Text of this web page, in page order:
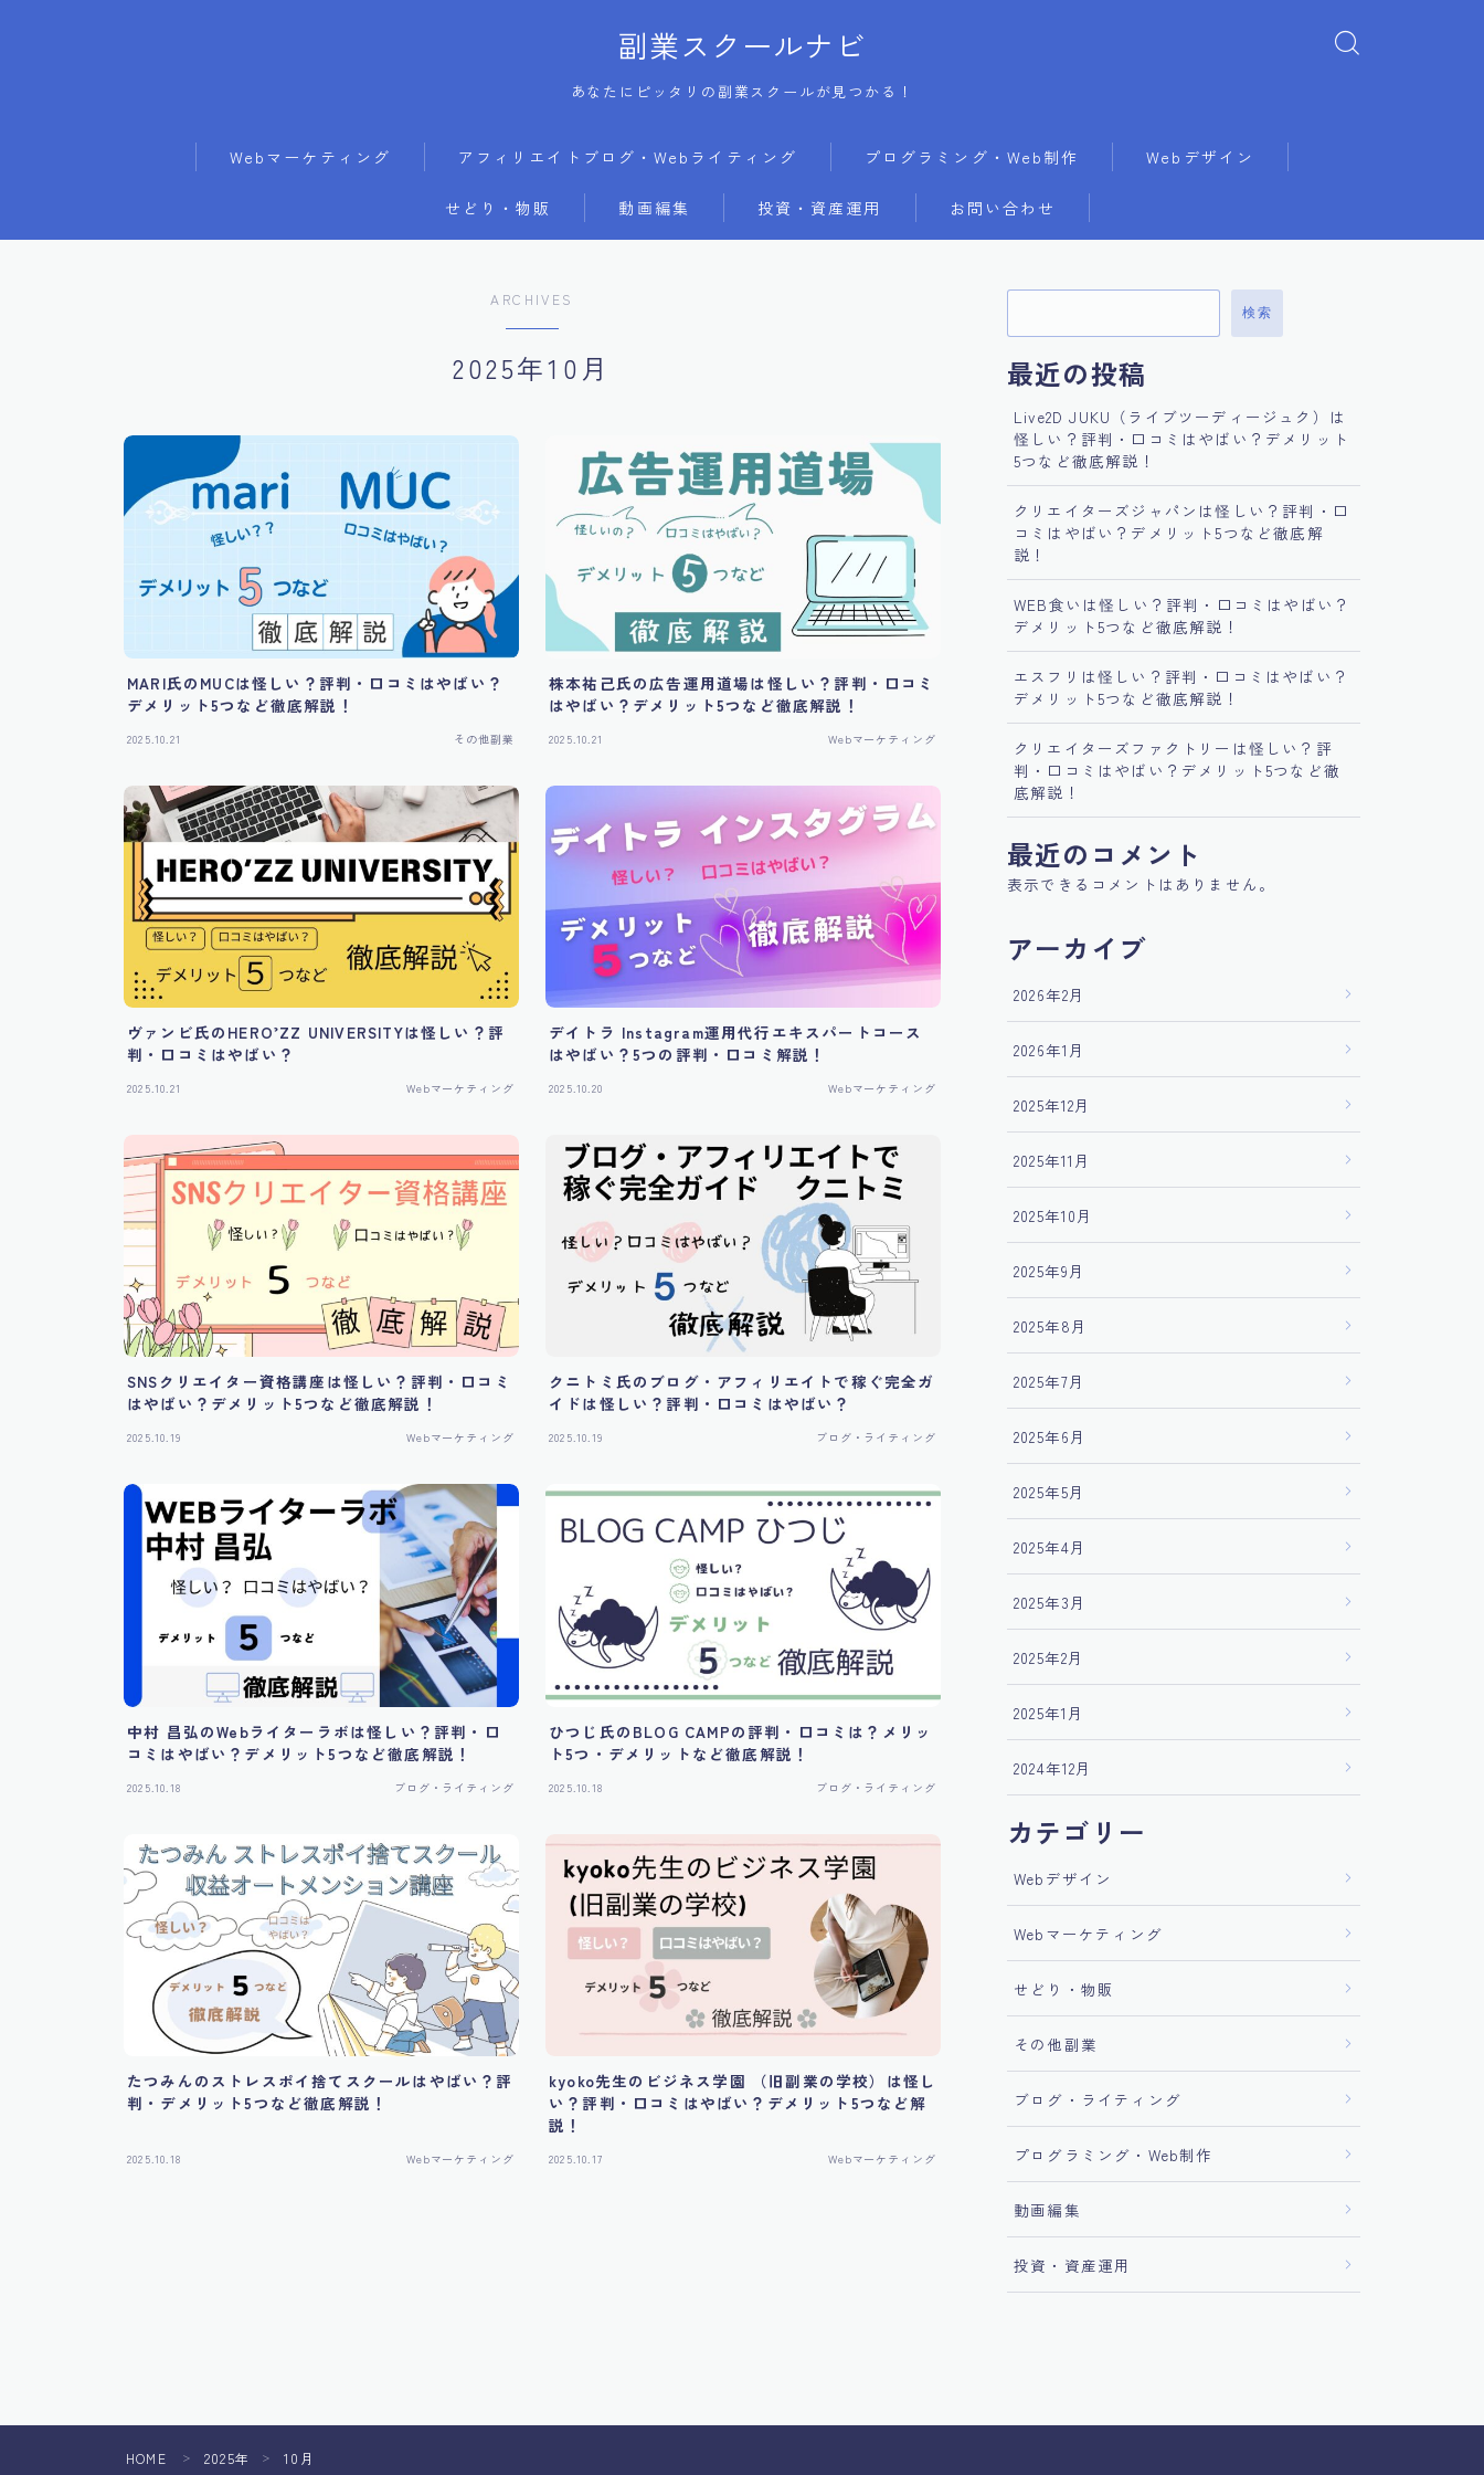
副業スクールナビ
あなたにピッタリの副業スクールが見つかる！
Webマーケティング アフィリエイトブログ・Webライティング プログラミング・Web制作 Webデザイン
せどり・物販 動画編集 投資・資産運用 お問い合わせ
ARCHIVES
2025年10月
MARI氏のMUCは怪しい？評判・口コミはやばい？
デメリット5つなど徹底解説！
2025.10.21 その他副業
株本祐己氏の広告運用道場は怪しい？評判・口コミ
はやばい？デメリット5つなど徹底解説！
2025.10.21 Webマーケティング
ヴァンビ氏のHERO’ZZ UNIVERSITYは怪しい？評
判・口コミはやばい？
2025.10.21 Webマーケティング
デイトラ Instagram運用代行エキスパートコース
はやばい？5つの評判・口コミ解説！
2025.10.20 Webマーケティング
SNSクリエイター資格講座は怪しい？評判・口コミ
はやばい？デメリット5つなど徹底解説！
2025.10.19 Webマーケティング
クニトミ氏のブログ・アフィリエイトで稼ぐ完全ガ
イドは怪しい？評判・口コミはやばい？
2025.10.19 ブログ・ライティング
中村 昌弘のWebライターラボは怪しい？評判・口
コミはやばい？デメリット5つなど徹底解説！
2025.10.18 ブログ・ライティング
ひつじ氏のBLOG CAMPの評判・口コミは？メリッ
ト5つ・デメリットなど徹底解説！
2025.10.18 ブログ・ライティング
たつみんのストレスポイ捨てスクールはやばい？評
判・デメリット5つなど徹底解説！
2025.10.18 Webマーケティング
kyoko先生のビジネス学園 （旧副業の学校）は怪し
い？評判・口コミはやばい？デメリット5つなど解
説！
2025.10.17 Webマーケティング
検索
最近の投稿
Live2D JUKU（ライブツーディージュク）は
怪しい？評判・口コミはやばい？デメリット
5つなど徹底解説！
クリエイターズジャパンは怪しい？評判・口
コミはやばい？デメリット5つなど徹底解
説！
WEB食いは怪しい？評判・口コミはやばい？
デメリット5つなど徹底解説！
エスフリは怪しい？評判・口コミはやばい？
デメリット5つなど徹底解説！
クリエイターズファクトリーは怪しい？評
判・口コミはやばい？デメリット5つなど徹
底解説！
最近のコメント
表示できるコメントはありません。
アーカイブ
2026年2月
2026年1月
2025年12月
2025年11月
2025年10月
2025年9月
2025年8月
2025年7月
2025年6月
2025年5月
2025年4月
2025年3月
2025年2月
2025年1月
2024年12月
カテゴリー
Webデザイン
Webマーケティング
せどり・物販
その他副業
ブログ・ライティング
プログラミング・Web制作
動画編集
投資・資産運用
HOME ＞ 2025年 ＞ 10月